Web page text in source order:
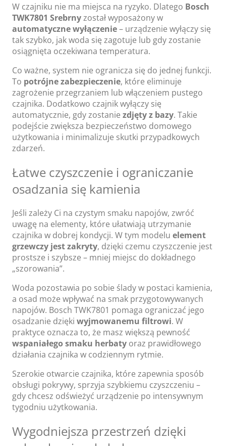
W czajniku nie ma miejsca na ryzyko. Dlatego Bosch
TWK7801 Srebrnyzostał wyposażony w
automatyczne wyłączenie– urządzenie wyłączy się
tak szybko, jak woda się zagotuje lub gdy zostanie
osiągnięta oczekiwana temperatura.
Co ważne, system nie ogranicza się do jednej funkcji.
To potrójne zabezpieczenie, które eliminuje
zagrożenie przegrzaniem lub włączeniem pustego
czajnika. Dodatkowo czajnik wyłączy się
automatycznie, gdy zostanie zdjęty z bazy. Takie
podejście zwiększa bezpieczeństwo domowego
użytkowania i minimalizuje skutki przypadkowych
zdarzeń.
Łatwe czyszczenie i ograniczanie
osadzania się kamienia
Jeśli zależy Ci na czystym smaku napojów, zwróć
uwagę na elementy, które ułatwiają utrzymanie
czajnika w dobrej kondycji. W tym modelu element
grzewczy jest zakryty, dzięki czemu czyszczenie jest
prostsze i szybsze – mniej miejsc do dokładnego
„szorowania”.
Woda pozostawia po sobie ślady w postaci kamienia,
a osad może wpływać na smak przygotowywanych
napojów. Bosch TWK7801 pomaga ograniczać jego
osadzanie dzięki wyjmowanemu filtrowi. W
praktyce oznacza to, że masz większą pewność
wspaniałego smaku herbaty oraz prawidłowego
działania czajnika w codziennym rytmie.
Szerokie otwarcie czajnika, które zapewnia sposób
obsługi pokrywy, sprzyja szybkiemu czyszczeniu –
gdy chcesz odświeżyć urządzenie po intensywnym
tygodniu użytkowania.
Wygodniejsza przestrzeń dzięki